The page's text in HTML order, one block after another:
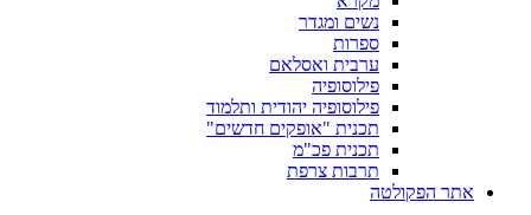
נשים ומגדר
ספרות
ערבית ואסלאם
פילוסופיה
פילוסופיה יהודית ותלמוד
תכנית "אופקים חדשים"
תכנית פכ"מ
תרבות צרפת
אתר הפקולטה